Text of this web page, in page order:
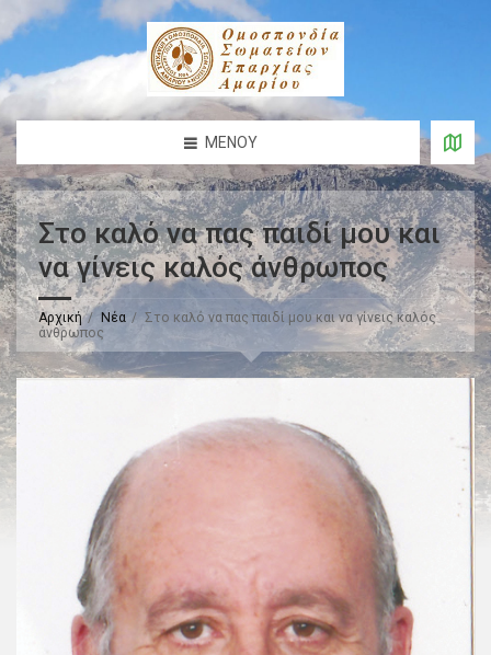
ΜΕΝΟΎ
Στο καλό να πας παιδί μου και
να γίνεις καλός άνθρωπος
Αρχική Νέα
Στο καλό να πας παιδί μου και να γίνεις καλός
άνθρωπος